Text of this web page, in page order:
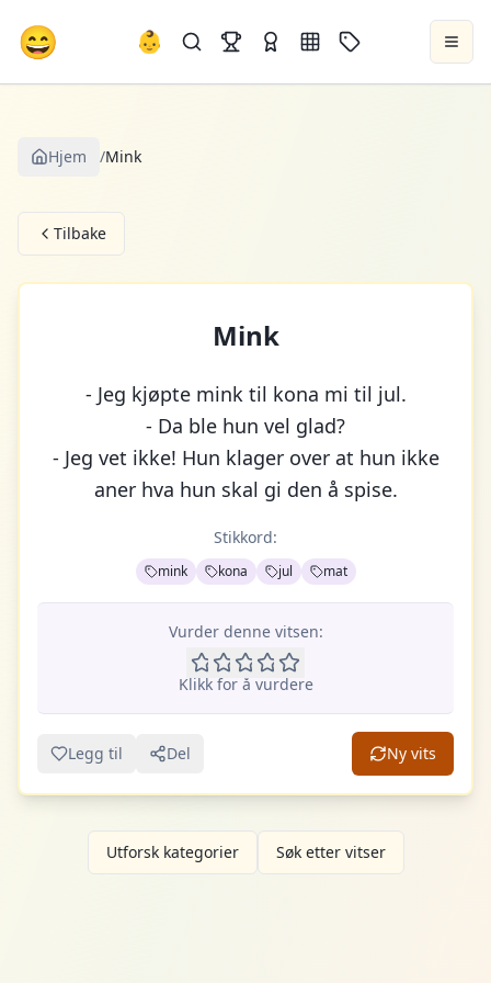
😄 👶
Hjem /Mink
Tilbake
Mink
- Jeg kjøpte mink til kona mi til jul.
- Da ble hun vel glad?
- Jeg vet ikke! Hun klager over at hun ikke
aner hva hun skal gi den å spise.
Stikkord:
mink kona jul mat
Vurder denne vitsen:
Klikk for å vurdere
Legg til Del Ny vits
Utforsk kategorier Søk etter vitser